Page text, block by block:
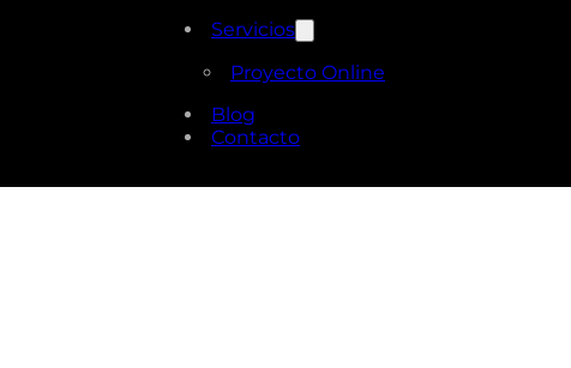
Servicios
Proyecto Online
Blog
Contacto